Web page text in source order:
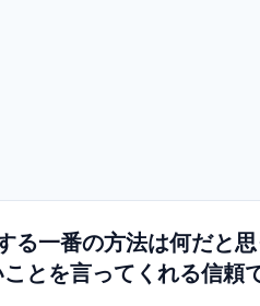
一番の方法は何だと思
とを言ってくれる信頼